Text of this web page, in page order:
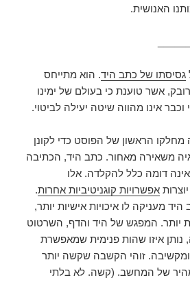
האנושית.
גסיסתו של כתב היד. הוא מתייחס
אשר טוענת כי בעולם של ימינו
אינו מהווה שיטה יעילה לביטוי.
הראשון של הפוסט כדי לקונן
משאירה מאחור. כתב היד, הכתיבה
דומה כלל להקלדה. אלו
אפשרויות קוגניטיביות אחרות.
מעניקה לו איכויות אישיות יותר,
יותר. המפגש של היד והדף, השרטוט
איזו שהות פנימית שמאפשרת
זוהי הקשבה שקשה יותר
של המחשב. (קשה. לא בלתי